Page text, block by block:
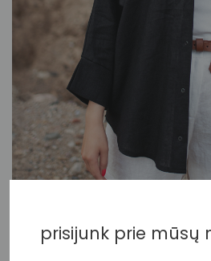
Lininiai oversized marškiniai
prisijunk prie mūsų